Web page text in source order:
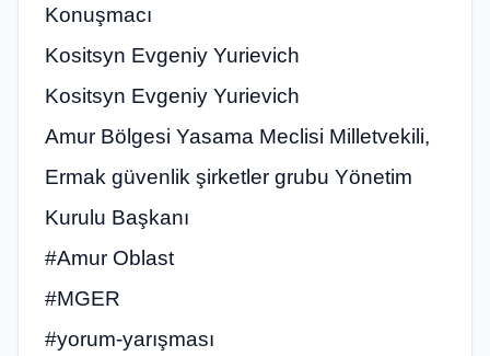
Konuşmacı
Kositsyn Evgeniy Yurievich
Kositsyn Evgeniy Yurievich
Amur Bölgesi Yasama Meclisi Milletvekili,
Ermak güvenlik şirketler grubu Yönetim
Kurulu Başkanı
#Amur Oblast
#‎MGER
#yorum-yarışması